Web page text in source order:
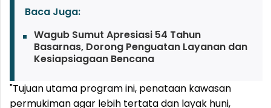
Baca Juga:
Wagub Sumut Apresiasi 54 Tahun
Basarnas, Dorong Penguatan Layanan dan
Kesiapsiagaan Bencana
"Tujuan utama program ini, penataan kawasan
permukiman agar lebih tertata dan layak huni,